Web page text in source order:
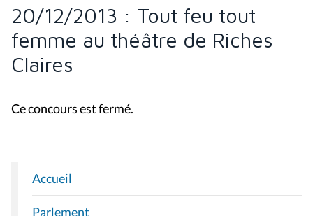
20/12/2013 : Tout feu tout
femme au théâtre de Riches
Claires
Ce concours est fermé.
N
A
Accueil
Parlement